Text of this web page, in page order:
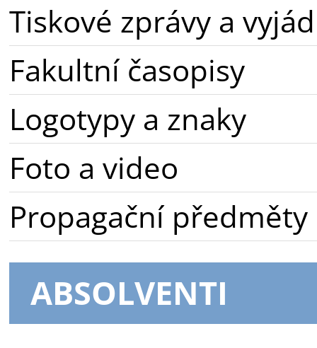
Tiskové zprávy a
Fakultní časopisy
Logotypy a znaky
Foto a video
Propagační předměty
ABSOLVENTI